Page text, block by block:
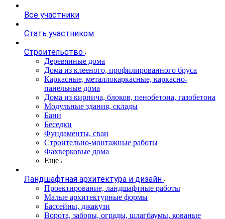
Все участники
Стать участником
Строительство
Деревянные дома
Дома из клееного, профилированного бруса
Каркасные, металлокаркасные, каркасно-
панельные дома
Дома из кирпича, блоков, пенобетона, газобетона
Модульные здания, склады
Бани
Беседки
Фундаменты, сваи
Строительно-монтажные работы
Фахверковые дома
Еще
Ландшафтная архитектура и дизайн
Проектирование, ландшафтные работы
Малые архитектурные формы
Бассейны, джакузи
Ворота, заборы, ограды, шлагбаумы, кованые